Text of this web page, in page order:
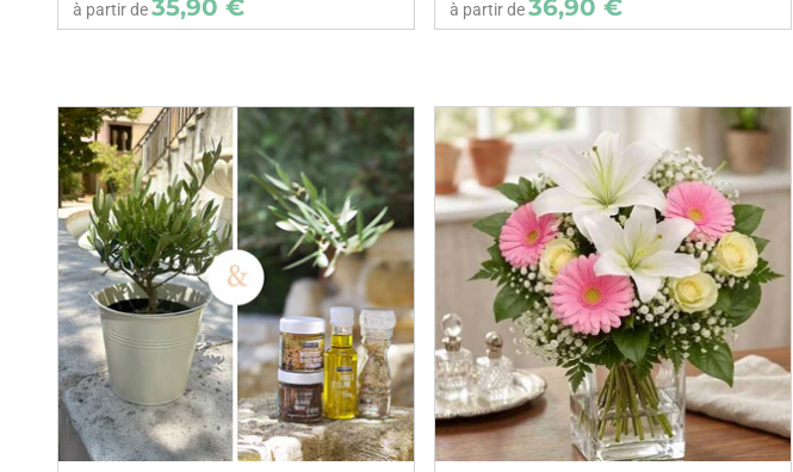
à partir de35,90 € à partir de36,90 €